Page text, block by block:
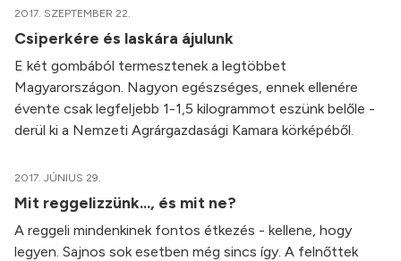
2017. SZEPTEMBER 22.
Csiperkére és laskára ájulunk
E két gombából termesztenek a legtöbbet
Magyarországon. Nagyon egészséges, ennek ellenére
évente csak legfeljebb 1-1,5 kilogrammot eszünk belőle -
derül ki a Nemzeti Agrárgazdasági Kamara körképéből.
2017. JÚNIUS 29.
Mit reggelizzünk…, és mit ne?
A reggeli mindenkinek fontos étkezés - kellene, hogy
legyen. Sajnos sok esetben még sincs így. A felnőttek